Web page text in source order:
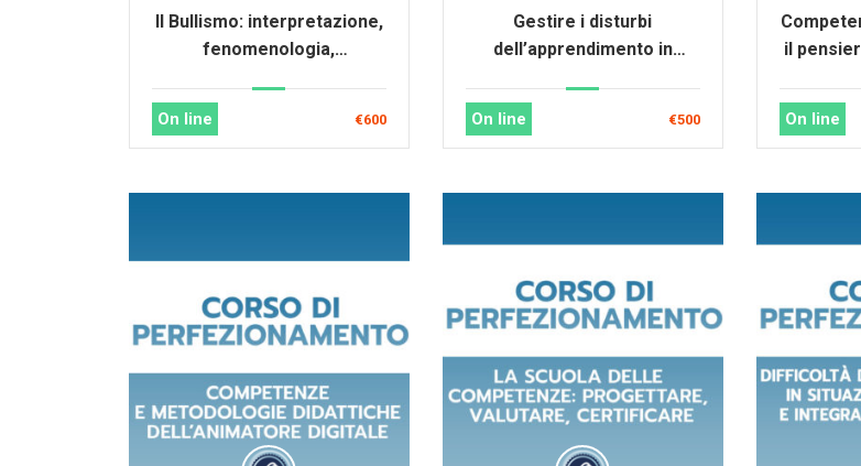
Il Bullismo: interpretazione,
fenomenologia,
On line €600
Gestire i disturbi
dell’apprendimento in
On line €500
il
On line